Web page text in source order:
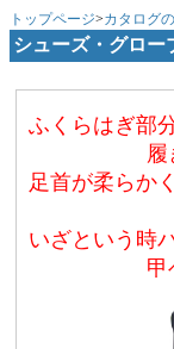
トップページ>カタログ
シューズ・グロー
ふくらはぎ部
履
足首が柔らか
いざという時
甲